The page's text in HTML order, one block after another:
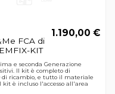
FCA di
KIT
1.190,00 €
e seconda Generazione
Il kit è completo di
di ricambio, e tutto il materiale
kit è incluso l'accesso all'area